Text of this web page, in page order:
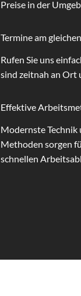
Preise in der
Termine am
Rufen Sie uns
sind zeitnah an Ort
Effektive
Modernste Technik
Methoden sorgen
schnellen